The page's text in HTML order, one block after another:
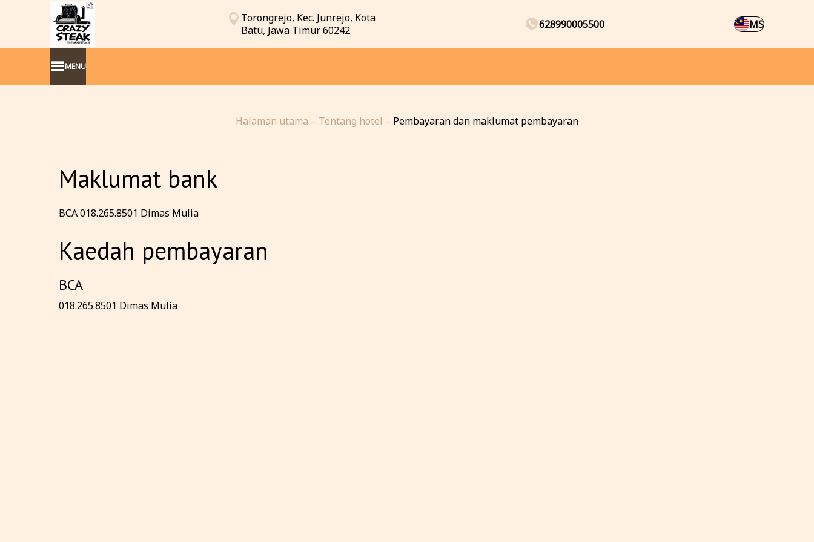
Torongrejo, Kec. Junrejo, Kota
Batu, Jawa Timur 60242
628990005500 MS
MENU
Halaman utama – Tentang hotel – Pembayaran dan maklumat pembayaran
Maklumat bank
BCA 018.265.8501 Dimas Mulia
Kaedah pembayaran
BCA
018.265.8501 Dimas Mulia